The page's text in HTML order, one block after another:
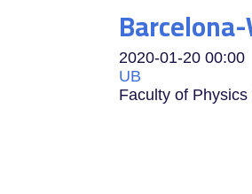
2020-01-20 00:00
UB
Faculty of